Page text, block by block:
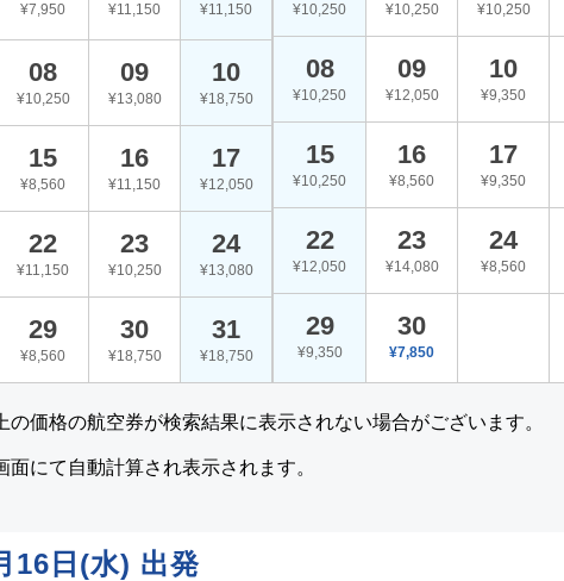
¥7,950 ¥11,150 ¥11,150
08
¥10,250
09
¥13,080
10
¥18,750
15
¥8,560
16
¥11,150
17
¥12,050
22
¥11,150
23
¥10,250
24
¥13,080
29
¥8,560
30
¥18,750
31
¥18,750
¥10,250 ¥10,250 ¥10,250
08
¥10,250
09
¥12,050
10
¥9,350
15
¥10,250
16
¥8,560
17
¥9,350
22
¥12,050
23
¥14,080
24
¥8,560
29
¥9,350
30
¥7,850
価格の航空券が検索結果に表示されない場合がございます。
にて自動計算され表示されます。
16日(水) 出発